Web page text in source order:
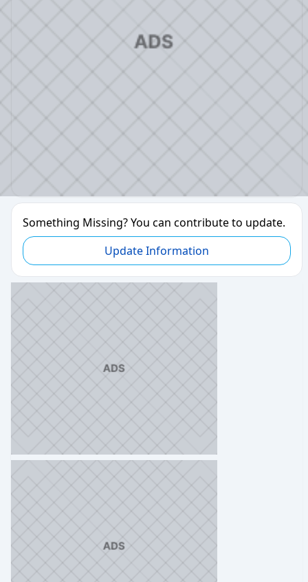
Something Missing? You can contribute to update.
Update Information